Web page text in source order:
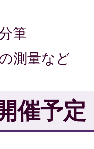
筆
測量など
催予定